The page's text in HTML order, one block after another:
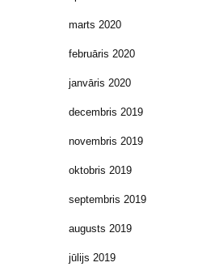
marts 2020
februāris 2020
janvāris 2020
decembris 2019
novembris 2019
oktobris 2019
septembris 2019
augusts 2019
jūlijs 2019